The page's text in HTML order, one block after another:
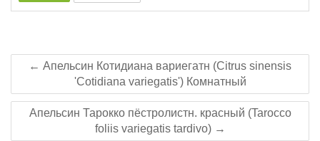
← Апельсин Котидиана вариегатн (Citrus sinensis
'Cotidiana variegatis') Комнатный
Апельсин Тарокко пёстролистн. красный (Tarocco
foliis variegatis tardivo) →